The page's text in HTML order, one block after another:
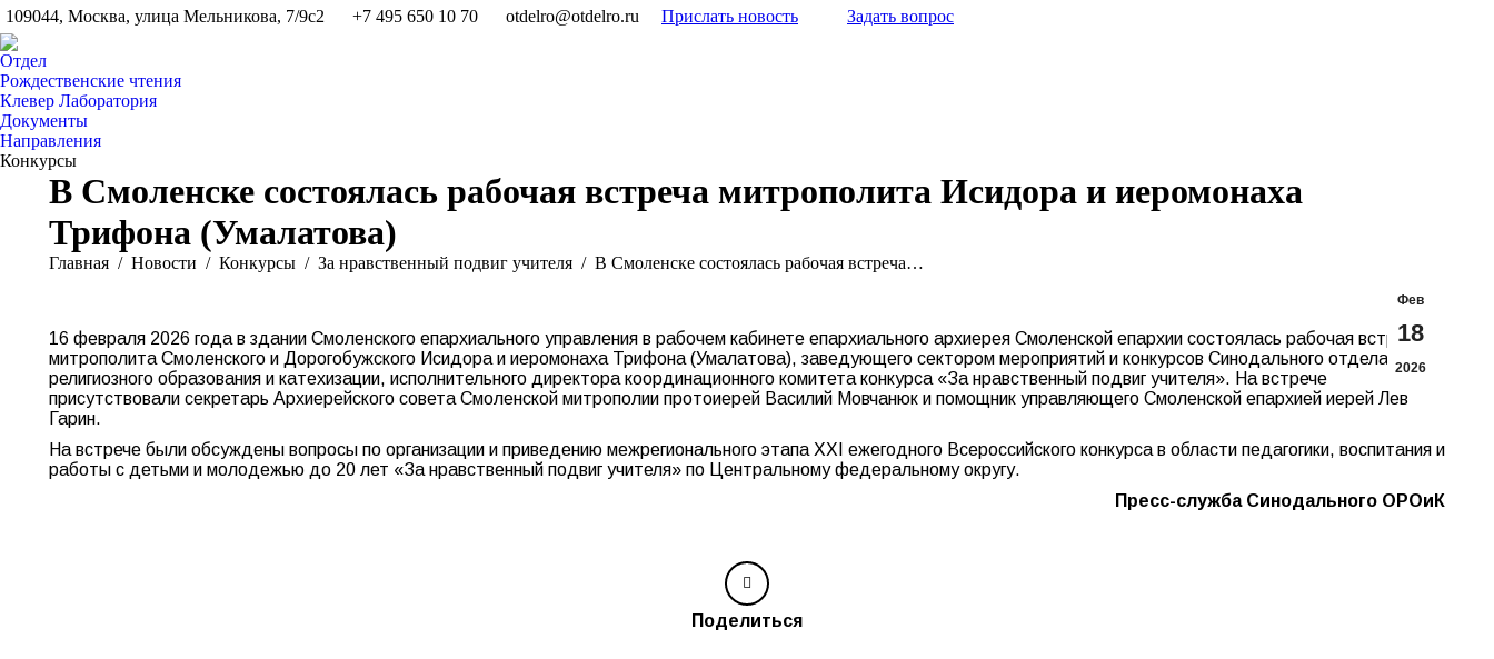
109044, Москва, улица Мельникова, 7/9с2 +7 495 650 10 70 otdelro@otdelro.ru Прислать новость Задать вопрос
Отдел
Рождественские чтения
Клевер Лаборатория
Документы
Направления
Конкурсы
В Смоленске состоялась рабочая встреча митрополита Исидора и иеромонаха
Трифона (Умалатова)
Вы здесь:
Главная Новости Конкурсы За нравственный подвиг учителя В Смоленске состоялась рабочая встреча…
Фев
18
2026
16 февраля 2026 года в здании Смоленского епархиального управления в рабочем кабинете епархиального архиерея Смоленской епархии состоялась рабочая встреча
митрополита Смоленского и Дорогобужского Исидора и иеромонаха Трифона (Умалатова), заведующего сектором мероприятий и конкурсов Синодального отдела
религиозного образования и катехизации, исполнительного директора координационного комитета конкурса «За нравственный подвиг учителя». На встрече
присутствовали секретарь Архиерейского совета Смоленской митрополии протоиерей Василий Мовчанюк и помощник управляющего Смоленской епархией иерей Лев
Гарин.
На встрече были обсуждены вопросы по организации и приведению межрегионального этапа ХXI ежегодного Всероссийского конкурса в области педагогики, воспитания и
работы с детьми и молодежью до 20 лет «За нравственный подвиг учителя» по Центральному федеральному округу.
Пресс-служба Синодального ОРОиК
Поделиться